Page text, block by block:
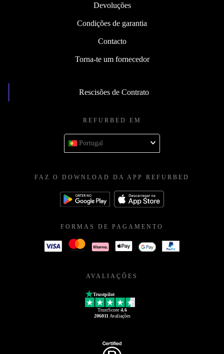
Devoluções
Condições de garantia
Contacto
Torna-te um fornecedor
Rescisões de Contrato
REFURBED EM
Portugal
FAZ O DOWNLOAD DA APP REFURBED
FORMAS DE PAGAMENTO
AVALIAÇÕES
Trustpilot
TrustScore 4.6
206011 Avaliações